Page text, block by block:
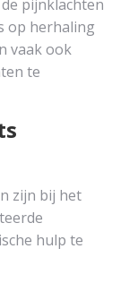
pijnklachten
op herhaling
vaak ook
te
zijn bij het
hulp te